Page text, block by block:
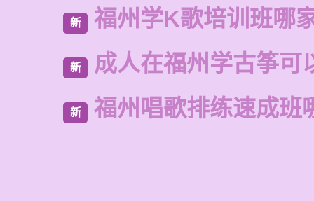
新 福州学K歌培训班哪
新 成人在福州学古筝可
新 福州唱歌排练速成班